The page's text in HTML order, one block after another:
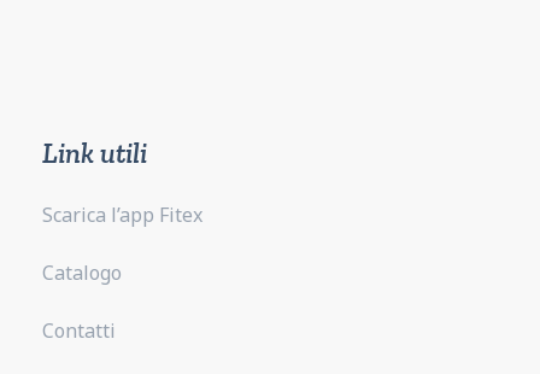
Link utili
Scarica l’app Fitex
Catalogo
Contatti